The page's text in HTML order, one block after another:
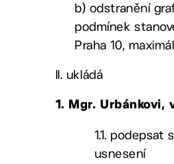
b) odstranění
podmínek
Praha 10,
II. ukládá
1. Mgr. Urbánkovi,
1.1. podepsat
usnesení